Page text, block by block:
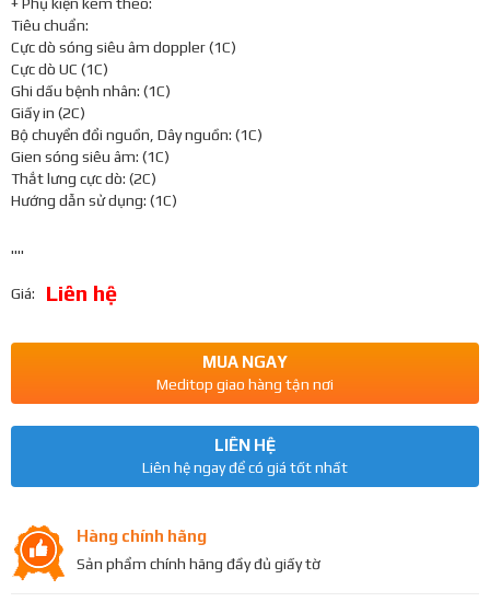
Tiêu chuẩn:
Cực dò sóng siêu âm doppler (1C)
Cực dò UC (1C)
Ghi dấu bệnh nhân: (1C)
Giấy in (2C)
Bộ chuyển đổi nguồn, Dây nguồn: (1C)
Gien sóng siêu âm: (1C)
Thắt lưng cực dò: (2C)
Hướng dẫn sử dụng: (1C)
""
Giá: Liên hệ
MUA NGAY
Meditop giao hàng tận nơi
LIÊN HỆ
Liên hệ ngay để có giá tốt nhất
Hàng chính hãng
Sản phẩm chính hãng đầy đủ giấy tờ